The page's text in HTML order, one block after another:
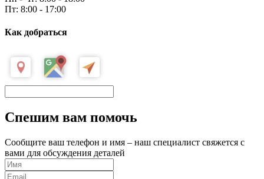
Пт: 8:00 - 17:00
Как добраться
Спешим вам помочь
Сообщите ваш телефон и имя – наш специалист свяжется с
вами для обсуждения деталей